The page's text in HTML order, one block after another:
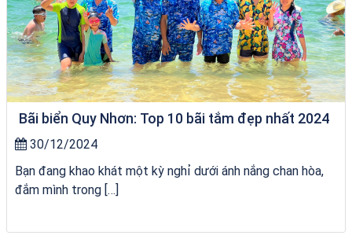
Bãi biển Quy Nhơn: Top 10 bãi tắm đẹp nhất 2024
30/12/2024
Bạn đang khao khát một kỳ nghỉ dưới ánh nắng chan hòa,
đắm mình trong […]